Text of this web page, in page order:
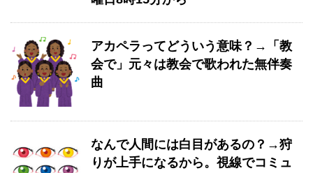
アカペラってどういう意味？→「教
会で」元々は教会で歌われた無伴奏
曲
なんで人間には白目があるの？→狩
りが上手になるから。視線でコミュ